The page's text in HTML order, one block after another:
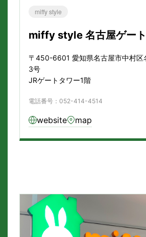
miffy style
miffy style 名古屋ゲー
〒450-6601 愛知県名古屋市中村区
3号
JRゲートタワー1階
電話番号：052-414-4514
website map